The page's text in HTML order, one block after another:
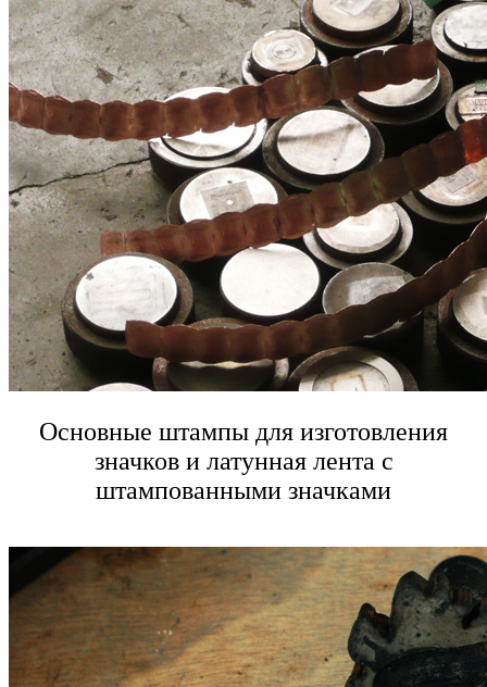
Основные штампы для изготовления
значков и латунная лента с
штампованными значками